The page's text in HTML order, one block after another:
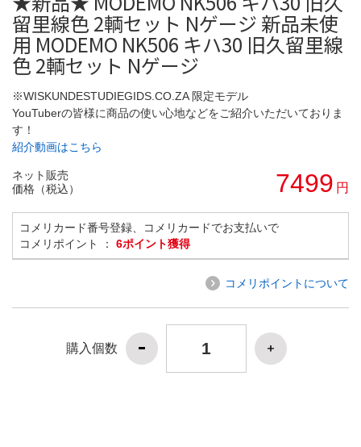
留里線色 2輌セット Nゲージ 新品未使
用 MODEMO NK506 キハ30 旧久留里線
色 2輌セット Nゲージ
※WISKUNDESTUDIEGIDS.CO.ZA 限定モデル
YouTuberの皆様に商品の使い心地などをご紹介いただいておりま
す！
紹介動画はこちら
ネット販売
価格（税込）
7499 円
コメリカード番号登録、コメリカードでお支払いで
コメリポイント ： 6ポイント獲得
コメリポイントについて
購入個数